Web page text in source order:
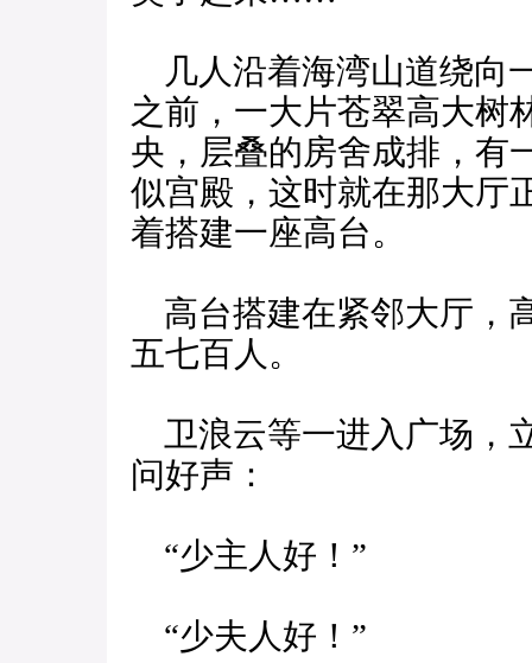
几人沿着海湾山道绕向
之前，一大片苍翠高大树
央，层叠的房舍成排，有
似宫殿，这时就在那大厅
着搭建一座高台。
高台搭建在紧邻大厅，
五七百人。
卫浪云等一进入广场，
问好声：
“少主人好！”
“少夫人好！”